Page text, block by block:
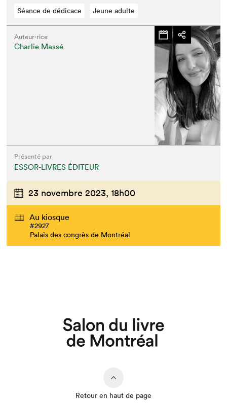
Séance de dédicace Jeune adulte
Auteur·rice
Charlie Massé
Présenté par
ESSOR-LIVRES ÉDITEUR
23 novembre 2023, 18h00
Au kiosque
#2927
Palais des congrès de Montréal
Retour en haut de page